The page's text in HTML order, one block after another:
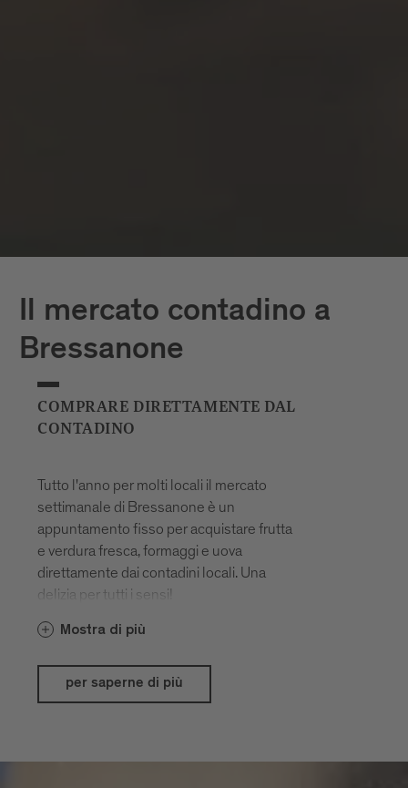
Il mercato contadino a
Bressanone
COMPRARE DIRETTAMENTE DAL
CONTADINO
Tutto l'anno per molti locali il mercato
settimanale di Bressanone è un
appuntamento fisso per acquistare frutta
e verdura fresca, formaggi e uova
direttamente dai contadini locali. Una
delizia per tutti i sensi!
Mostra di più
per saperne di più